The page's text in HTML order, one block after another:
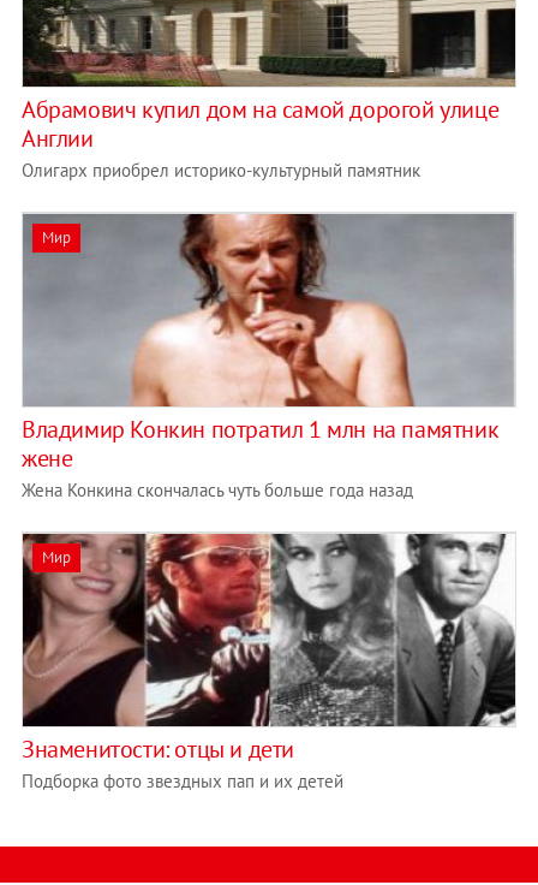
Абрамович купил дом на самой дорогой улице
Англии
Олигарх приобрел историко-культурный памятник
Мир
Владимир Конкин потратил 1 млн на памятник
жене
Жена Конкина скончалась чуть больше года назад
Мир
Знаменитости: отцы и дети
Подборка фото звездных пап и их детей